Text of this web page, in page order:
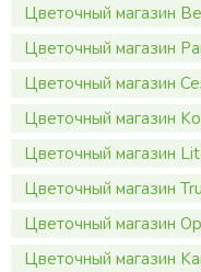
Цветочный магазин
Цветочный магазин
Цветочный магазин
Цветочный магазин
Цветочный магазин
Цветочный магазин
Цветочный магазин
Цветочный магазин